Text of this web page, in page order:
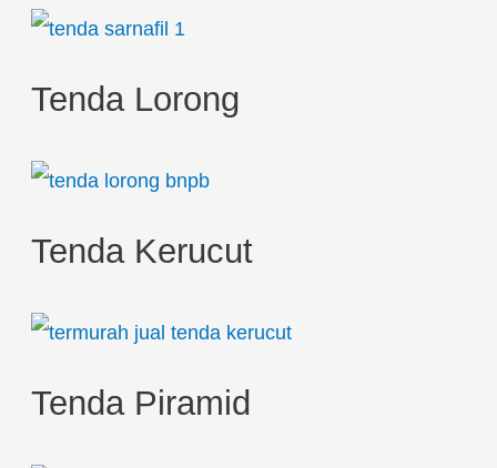
Tenda Lorong
Tenda Kerucut
Tenda Piramid